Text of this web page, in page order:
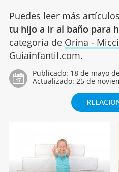
Puedes leer más
tu hijo a ir al baño para
categoría de Orina -
Guiainfantil.com.
Publicado: 18 de mayo
Actualizado: 25 de